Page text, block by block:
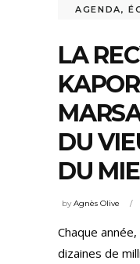
AGENDA,
LA
DU
DU
byAgnès Olive
Chaque
dizaines de